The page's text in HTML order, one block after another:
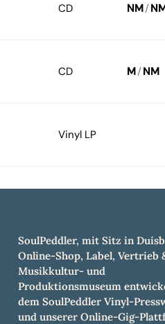
CD NM/
CD M/ NM
Vinyl LP
SoulPeddler, mit Sitz in
Online-Shop, Label, Vertrieb
Musikkultur- und
Produktionsmuseum
dem SoulPeddler Vinyl-
und unserer Online-Gig-